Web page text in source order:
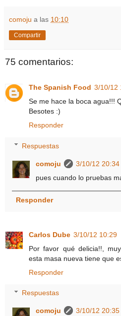
comoju a las 10:10
Compartir
75 comentarios:
The Spanish Food 3/10/12
Se me hace la boca agua!!!
Besotes :)
Responder
Respuestas
comoju
3/10/12 20:34
pues cuando lo pruebas
Responder
Carlos Dube 3/10/12 10:29
Por favor qué delicia!!,
esta masa nueva tiene que
Responder
Respuestas
comoju
3/10/12 20:35